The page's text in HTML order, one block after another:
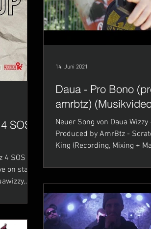
SOS
4 SOS
Daua - Pro Bono
amrbtz)
Neuer Song von Daua
Produced by AmrBtz -
King (Recording, Mixing +
14. Juni 2021